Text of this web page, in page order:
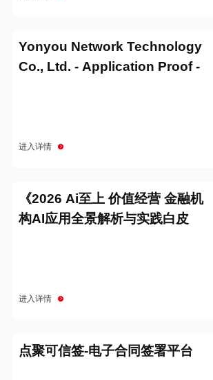
Yonyou Network Technology
Co., Ltd. - Application Proof -
进入详情
《2026 Ai至上 价值经营 金融机
构AI应用全景解析与实践白皮
进入详情
点聚可信签-电子合同签署平台